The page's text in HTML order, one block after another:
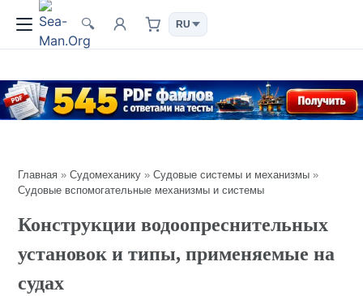
🔍
Главная »Судомеханику »Судовые системы и механизмы »
Судовые вспомогательные механизмы и системы
Конструкции водоопреснительных
установок и типы, применяемые на
судах